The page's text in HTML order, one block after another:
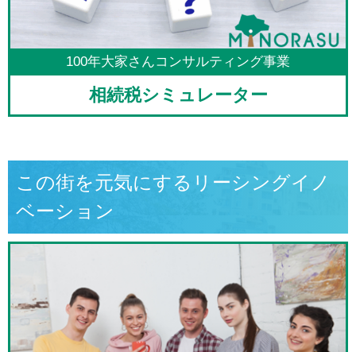
100年大家さんコンサルティング事業
相続税シミュレーター
この街を元気にするリーシングイノ
ベーション